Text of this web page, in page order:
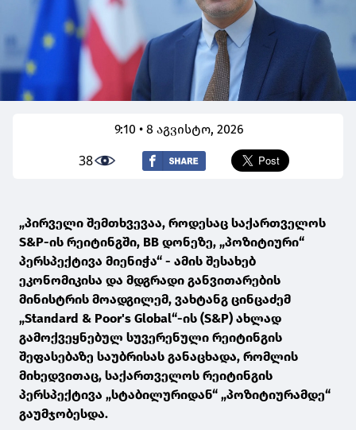
9:10 • 8 აგვისტო, 2026
38
„პირველი შემთხვევაა, როდესაც საქართველოს
S&P-ის რეიტინგში, BB დონეზე, „პოზიტიური“
პერსპექტივა მიენიჭა“ - ამის შესახებ
ეკონომიკისა და მდგრადი განვითარების
მინისტრის მოადგილემ, ვახტანგ ცინცაძემ
„Standard & Poor's Global“-ის (S&P) ახლად
გამოქვეყნებულ სუვერენული რეიტინგის
შეფასებაზე საუბრისას განაცხადა, რომლის
მიხედვითაც, საქართველოს რეიტინგის
პერსპექტივა „სტაბილურიდან“ „პოზიტიურამდე“
გაუმჯობესდა.